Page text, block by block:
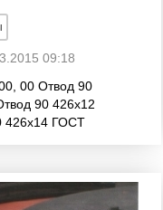
09:18
00 Отвод 90
90 426х12
426х14 ГОСТ